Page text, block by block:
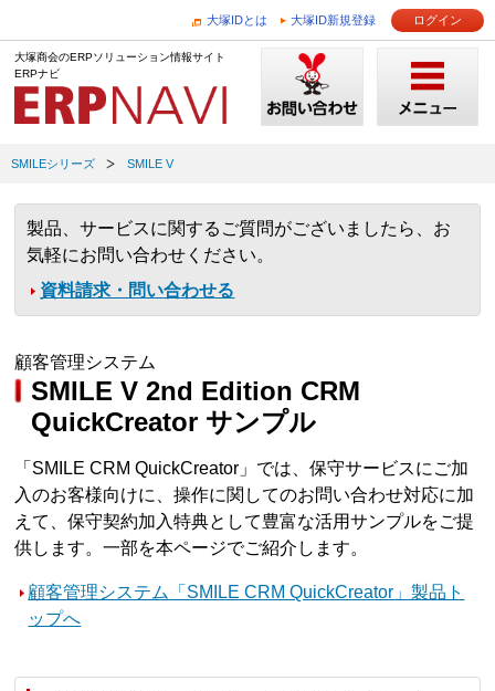
大塚IDとは 大塚ID新規登録 ログイン
大塚商会のERPソリューション情報サイト
ERPナビ
SMILEシリーズ SMILE V
製品、サービスに関するご質問がございましたら、お
気軽にお問い合わせください。
資料請求・問い合わせる
顧客管理システム
SMILE V 2nd Edition CRM
QuickCreator サンプル
「SMILE CRM QuickCreator」では、保守サービスにご加
入のお客様向けに、操作に関してのお問い合わせ対応に加
えて、保守契約加入特典として豊富な活用サンプルをご提
供します。一部を本ページでご紹介します。
顧客管理システム「SMILE CRM QuickCreator」製品ト
ップへ